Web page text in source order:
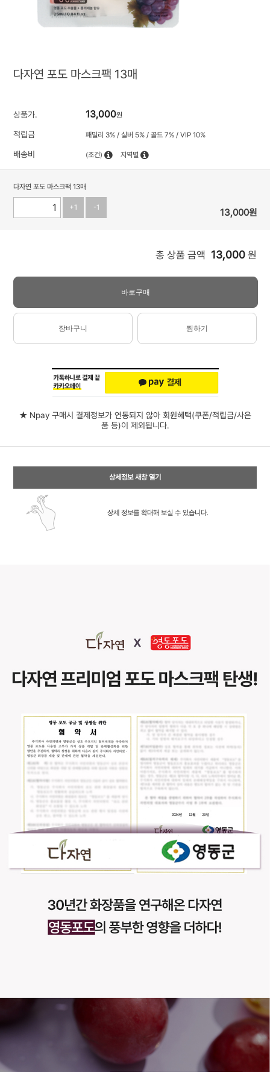
다자연 포도 마스크팩 13매
상품가. 13,000원
적립금 패밀리 3% / 실버 5% / 골드 7% / VIP 10%
배송비 (조건) 지역별
다자연 포도 마스크팩 13매
+1 -1 13,000원
총 상품 금액 13,000 원
바로구매
장바구니 찜하기
★ Npay 구매시 결제정보가 연동되지 않아 회원혜택(쿠폰/적립금/사은
품 등)이 제외됩니다.
상세정보 새창 열기
상세 정보를 확대해 보실 수 있습니다.